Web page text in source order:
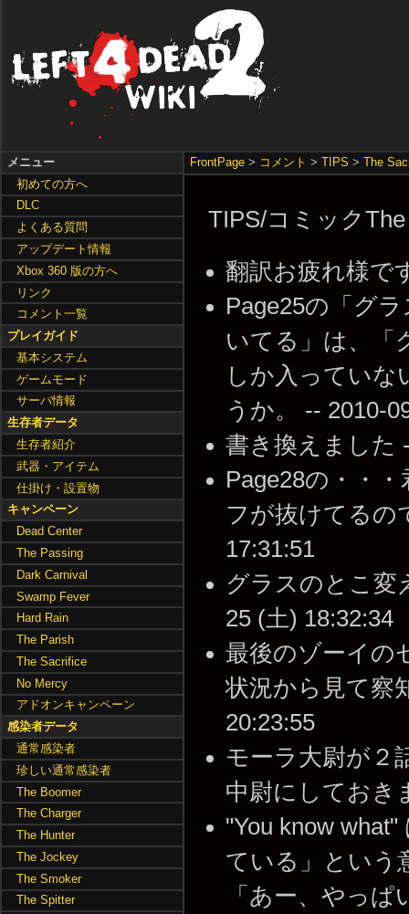
FrontPage > コメント >TIPS >The
TIPS/コミック
翻訳お疲れ様で
Page25の「グ
いてる」は、「
しか入っていな
うか。 -- 2010-
書き換えました
Page28の・・
フが抜けてるの
17:31:51
グラスのとこ変
25 (土) 18:32:34
最後のゾーイの
状況から見て察
20:23:55
モーラ大尉が２
中尉にしておき
"You know
ている」という
「あー、やっ
メニュー
初めての方へ
DLC
よくある質問
アップデート情報
Xbox 360 版の方へ
リンク
コメント一覧
プレイガイド
基本システム
ゲームモード
サーバ情報
生存者データ
生存者紹介
武器・アイテム
仕掛け・設置物
キャンペーン
Dead Center
The Passing
Dark Carnival
Swamp Fever
Hard Rain
The Parish
The Sacrifice
No Mercy
アドオンキャンペーン
感染者データ
通常感染者
珍しい通常感染者
The Boomer
The Charger
The Hunter
The Jockey
The Smoker
The Spitter